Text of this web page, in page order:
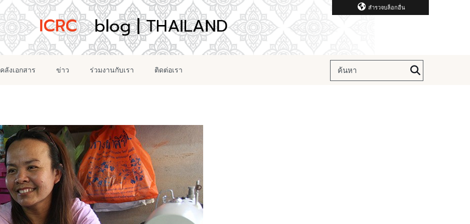
สำรวจบล็อกอื่น
คลังเอกสาร ข่าว ร่วมงานกับเรา ติดต่อเรา